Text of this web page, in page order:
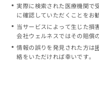
実際に検索された医療機関で
に確認していただくことをお
当サービスによって生じた損
会社ウェルネスではその賠償
情報の誤りを発見された方は
絡をいただければ幸いです。